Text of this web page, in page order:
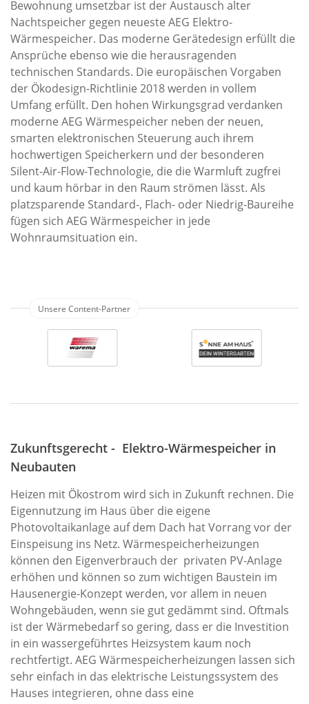
Bewohnung umsetzbar ist der Austausch alter
Nachtspeicher gegen neueste AEG Elektro-
Wärmespeicher. Das moderne Gerätedesign erfüllt die
Ansprüche ebenso wie die herausragenden
technischen Standards. Die europäischen Vorgaben
der Ökodesign-Richtlinie 2018 werden in vollem
Umfang erfüllt. Den hohen Wirkungsgrad verdanken
moderne AEG Wärmespeicher neben der neuen,
smarten elektronischen Steuerung auch ihrem
hochwertigen Speicherkern und der besonderen
Silent-Air-Flow-Technologie, die die Warmluft zugfrei
und kaum hörbar in den Raum strömen lässt. Als
platzsparende Standard-, Flach- oder Niedrig-Baureihe
fügen sich AEG Wärmespeicher in jede
Wohnraumsituation ein.
Zukunftsgerecht - Elektro-Wärmespeicher in
Neubauten
Heizen mit Ökostrom wird sich in Zukunft rechnen. Die
Eigennutzung im Haus über die eigene
Photovoltaikanlage auf dem Dach hat Vorrang vor der
Einspeisung ins Netz. Wärmespeicherheizungen
können den Eigenverbrauch der privaten PV-Anlage
erhöhen und können so zum wichtigen Baustein im
Hausenergie-Konzept werden, vor allem in neuen
Wohngebäuden, wenn sie gut gedämmt sind. Oftmals
ist der Wärmebedarf so gering, dass er die Investition
in ein wassergeführtes Heizsystem kaum noch
rechtfertigt. AEG Wärmespeicherheizungen lassen sich
sehr einfach in das elektrische Leistungssystem des
Hauses integrieren, ohne dass eine